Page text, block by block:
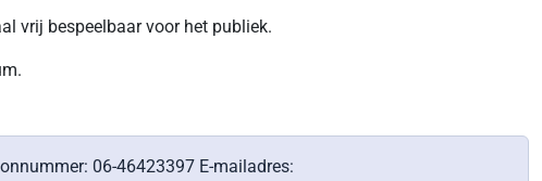
vrij bespeelbaar voor het publiek.
06-46423397 E-mailadres: